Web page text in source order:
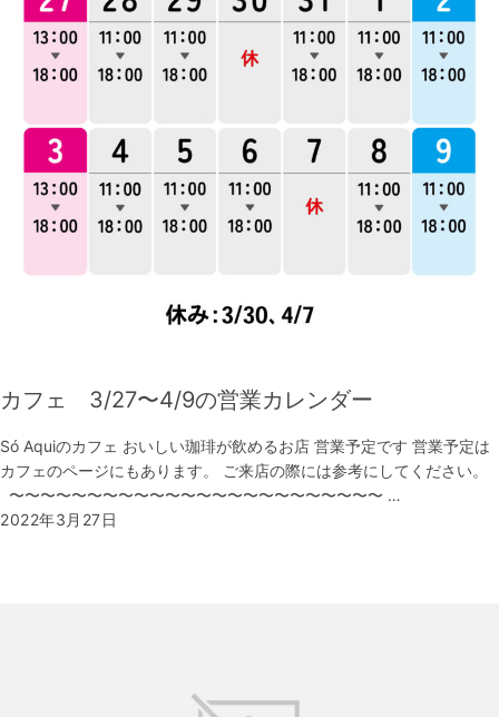
カフェ 3/27〜4/9の営業カレンダー
Só Aquiのカフェ おいしい珈琲が飲めるお店 営業予定です 営業予定は
カフェのページにもあります。 ご来店の際には参考にしてください。
〜〜〜〜〜〜〜〜〜〜〜〜〜〜〜〜〜〜〜〜〜〜〜〜 …
2022年3月27日